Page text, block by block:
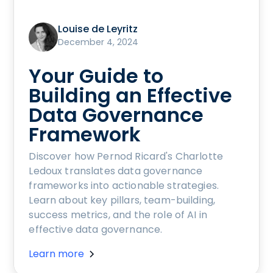
Louise de Leyritz
December 4, 2024
Your Guide to
Building an Effective
Data Governance
Framework
Discover how Pernod Ricard's Charlotte
Ledoux translates data governance
frameworks into actionable strategies.
Learn about key pillars, team-building,
success metrics, and the role of AI in
effective data governance.
Learn more